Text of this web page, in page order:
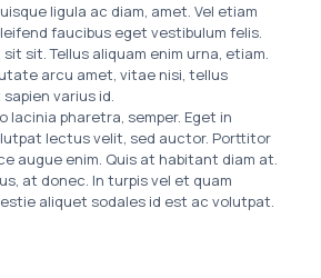
ligula ac diam, amet. Vel etiam
faucibus eget vestibulum felis.
sit. Tellus aliquam enim urna, etiam.
arcu amet, vitae nisi, tellus
varius id.
lacinia pharetra, semper. Eget in
lectus velit, sed auctor. Porttitor
augue enim. Quis at habitant diam at.
at donec. In turpis vel et quam
aliquet sodales id est ac volutpat.